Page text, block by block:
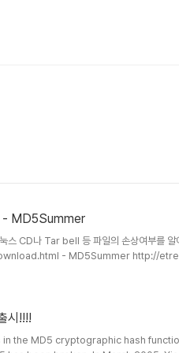
- MD5Summer
스 CD나 Tar bell 등 파일의 손상여부를 알
- MD5Summer http://
시!!!!
the MD5 cryptographic hash